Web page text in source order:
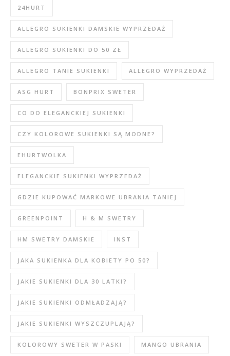
24HURT
ALLEGRO SUKIENKI DAMSKIE WYPRZEDAŻ
ALLEGRO SUKIENKI DO 50 ZŁ
ALLEGRO TANIE SUKIENKI ALLEGRO WYPRZEDAŻ
ASG HURT BONPRIX SWETER
CO DO ELEGANCKIEJ SUKIENKI
CZY KOLOROWE SUKIENKI SĄ MODNE?
EHURTWOLKA
ELEGANCKIE SUKIENKI WYPRZEDAŻ
GDZIE KUPOWAĆ MARKOWE UBRANIA TANIEJ
GREENPOINT H & M SWETRY
HM SWETRY DAMSKIE INST
JAKA SUKIENKA DLA KOBIETY PO 50?
JAKIE SUKIENKI DLA 30 LATKI?
JAKIE SUKIENKI ODMŁADZAJĄ?
JAKIE SUKIENKI WYSZCZUPLAJĄ?
KOLOROWY SWETER W PASKI MANGO UBRANIA